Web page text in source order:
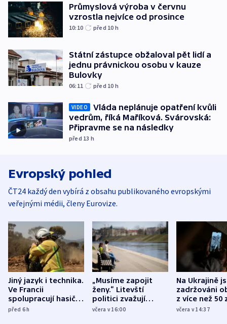
Průmyslová výroba v červnu
vzrostla nejvíce od prosince
10:10 před 10 h
Státní zástupce obžaloval pět lidí a
jednu právnickou osobu v kauze
Bulovky
06:11 před 10 h
VIDEO
Vláda neplánuje opatření kvůli
vedrům, říká Maříková. Svárovská:
Připravme se na následky
před 13 h
Evropský pohled
ČT24 každý den vybírá z obsahu publikovaného evropskými
veřejnými médii, členy Eurovize.
Jiný jazyk i technika.
Ve Francii
spolupracují hasiči z
různých zemí
před 6h
„Musíme zapojit
ženy.“ Litevští
politici zvažují
dohodu o
včera v 16:00
Na Ukrajině
zadržováni
z více než 50
Bojovali na
včera v 14:37